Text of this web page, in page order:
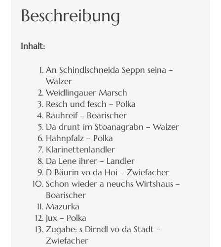
Beschreibung
Inhalt:
An Schindlschneida Seppn seina –
Walzer
Weidlingauer Marsch
Resch und fesch – Polka
Rauhreif – Boarischer
Da drunt im Stoanagrabn – Walzer
Hahnpfalz – Polka
Klarinettenlandler
Da Lene ihrer – Landler
D Bäurin vo da Hoi – Zwiefacher
Schon wieder a neuchs Wirtshaus –
Boarischer
Mazurka
Jux – Polka
Zugabe: s Dirndl vo da Stadt –
Zwiefacher